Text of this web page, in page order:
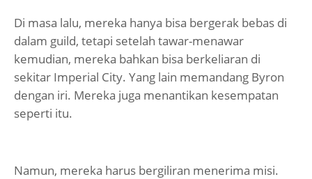
Di masa lalu, mereka hanya bisa bergerak bebas di
dalam guild, tetapi setelah tawar-menawar
kemudian, mereka bahkan bisa berkeliaran di
sekitar Imperial City. Yang lain memandang Byron
dengan iri. Mereka juga menantikan kesempatan
seperti itu.
Namun, mereka harus bergiliran menerima misi.